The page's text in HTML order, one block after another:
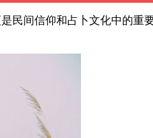
民间信仰和占卜文化中的